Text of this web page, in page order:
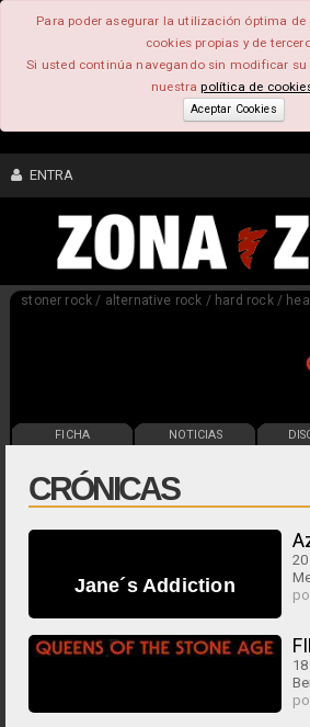
Para poder asegurar la utilización óptima
cookies propias y de
Si usted continúa navegando sin modificar
nuestrapolítica de
Aceptar Cookies
ENTRA
CONTENIDO
stoner rock / alternative rock / hard rock /
FICHA NOTICIAS
CRÓNICAS
Jane´s Addiction